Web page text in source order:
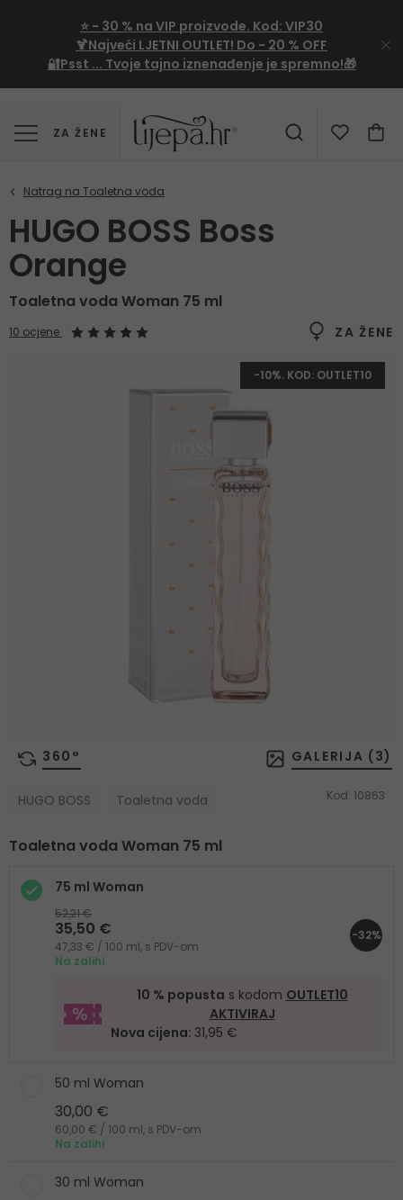
⭐ - 30 % na VIP proizvode. Kod: VIP30
🍹Najveći LJETNI OUTLET! Do - 20 % OFF
🔐Psst ... Tvoje tajno iznenađenje je spremno!🎁
ZA ŽENE
HUGO BOSS Boss
Orange
Toaletna voda Woman 75 ml
ZA ŽENE
10 ocjene
-10%. KOD: OUTLET10
360° GALERIJA ( 3)
HUGO BOSS Toaletna voda Kod: 10863
Toaletna voda Woman 75 ml
75 ml Woman
52,21 €
35,50 €
47,33 € / 100 ml, s PDV-om
Na zalihi
-32%
10 % popusta s kodom OUTLET10
AKTIVIRAJ
Nova cijena: 31,95 €
50 ml Woman
30,00 €
60,00 € / 100 ml, s PDV-om
Na zalihi
30 ml Woman